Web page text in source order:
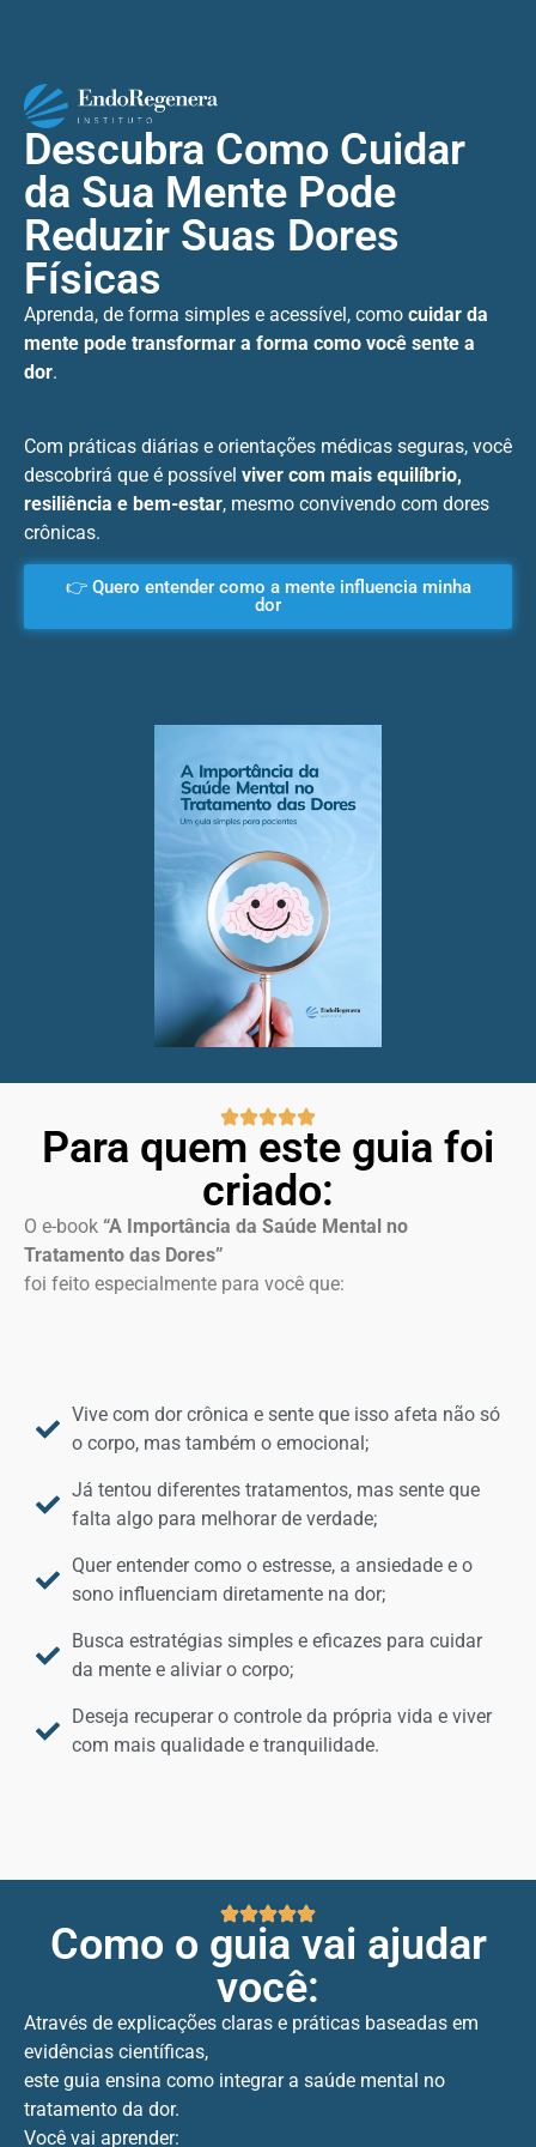
Descubra Como Cuidar
da Sua Mente Pode
Reduzir Suas Dores
Físicas
Aprenda, de forma simples e acessível, como cuidar da
mente pode transformar a forma como você sente a
dor.
Com práticas diárias e orientações médicas seguras, você
descobrirá que é possível viver com mais equilíbrio,
resiliência e bem-estar, mesmo convivendo com dores
crônicas.
👉 Quero entender como a mente influencia minha
dor
Para quem este guia foi
criado:
O e-book “A Importância da Saúde Mental no
Tratamento das Dores”
foi feito especialmente para você que:
Vive com dor crônica e sente que isso afeta não só
o corpo, mas também o emocional;
Já tentou diferentes tratamentos, mas sente que
falta algo para melhorar de verdade;
Quer entender como o estresse, a ansiedade e o
sono influenciam diretamente na dor;
Busca estratégias simples e eficazes para cuidar
da mente e aliviar o corpo;
Deseja recuperar o controle da própria vida e viver
com mais qualidade e tranquilidade.
Como o guia vai ajudar
você:
Através de explicações claras e práticas baseadas em
evidências científicas,
este guia ensina como integrar a saúde mental no
tratamento da dor.
Você vai aprender: